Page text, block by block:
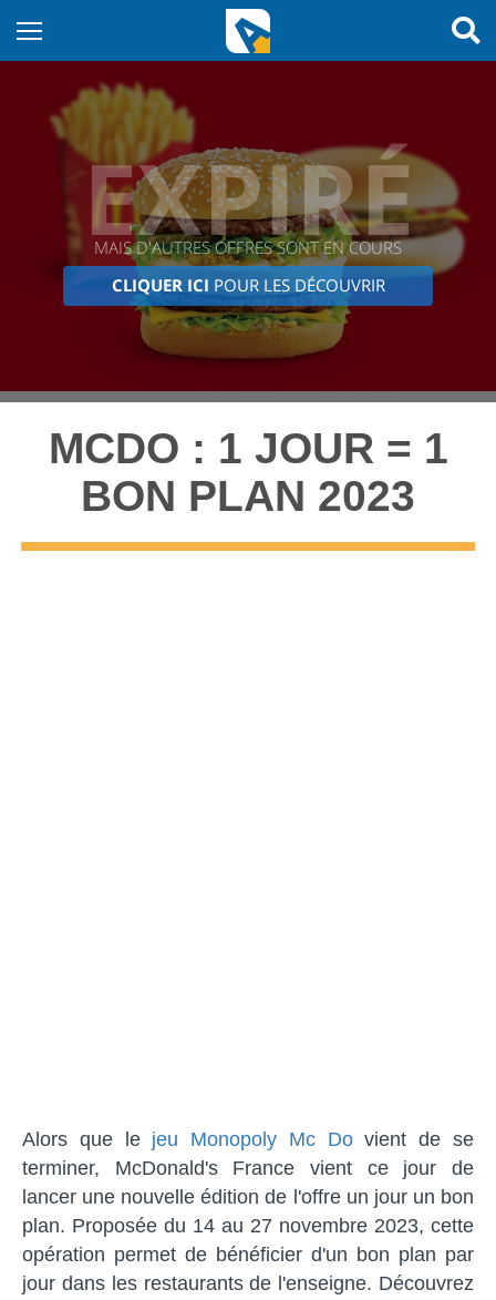
EXPIRÉ
MAIS D'AUTRES OFFRES SONT EN COURS
CLIQUER ICI POUR LES DÉCOUVRIR
MCDO : 1 JOUR = 1
BON PLAN 2023
Alors que le jeu Monopoly Mc Dovient de se
terminer, McDonald's France vient ce jour de
lancer une nouvelle édition de l'offre un jour un bon
plan. Proposée du 14 au 27 novembre 2023, cette
opération permet de bénéficier d'un bon plan par
jour dans les restaurants de l'enseigne. Découvrez